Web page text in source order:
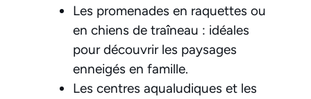
Les promenades en raquettes ou
en chiens de traîneau : idéales
pour découvrir les paysages
enneigés en famille.
Les centres aqualudiques et les